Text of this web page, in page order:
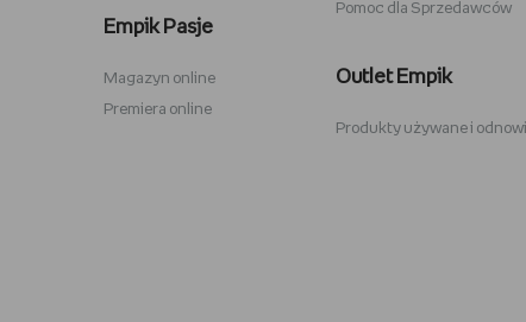
Zabawki Psi Patrol
Empik Pasje
Magazyn online
Premiera online
Pomoc dla Sprzedawców
Outlet Empik
Produkty używane i